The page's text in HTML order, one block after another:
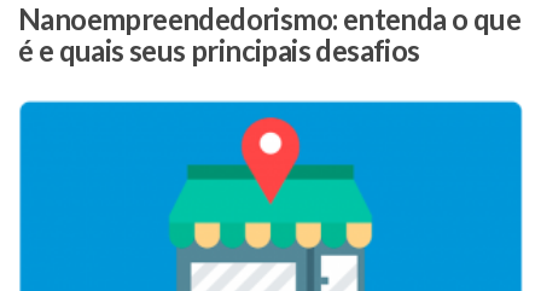
Nanoempreendedorismo: entenda o que
é e quais seus principais desafios